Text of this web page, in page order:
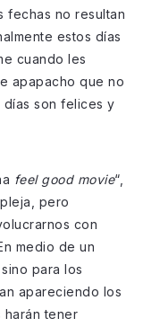
fechas no resultan
estos días
cuando les
apapacho que no
días son felices y
feel good movie“,
pero
con
medio de un
para los
apareciendo los
harán tener